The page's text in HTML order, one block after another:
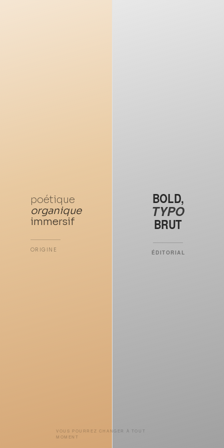
poétique
organique
immersif
ORIGINE
BOLD,
TYPO
BRUT
ÉDITORIAL
VOUS POURREZ CHANGER À TOUT
MOMENT